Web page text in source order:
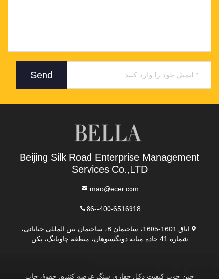
Send
Beijing Silk Road Enterprise Management
Services Co.,LTD
mao@ecer.com
86--400-6516918
اتاق 1601-1605، ساختمان B، ساختمان بین المللی جیاتائی،
شماره 41 جاده میانه دونگسیوهان، منطقه چاویانگ، پکن
چین خوب کیفیت دکل حفاری سنگ عرضه کننده. حقوق چاپ